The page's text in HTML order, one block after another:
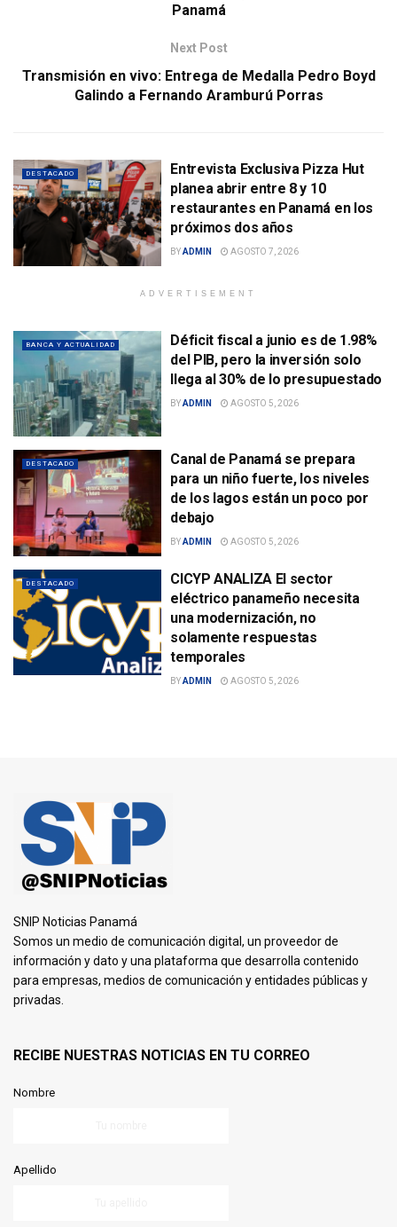
Panamá
Next Post
Transmisión en vivo: Entrega de Medalla Pedro Boyd
Galindo a Fernando Aramburú Porras
DESTACADO
Entrevista Exclusiva Pizza Hut
planea abrir entre 8 y 10
restaurantes en Panamá en los
próximos dos años
BYADMIN AGOSTO 7, 2026
ADVERTISEMENT
BANCA Y ACTUALIDAD
Déficit fiscal a junio es de 1.98%
del PIB, pero la inversión solo
llega al 30% de lo presupuestado
BYADMIN AGOSTO 5, 2026
DESTACADO
Canal de Panamá se prepara
para un niño fuerte, los niveles
de los lagos están un poco por
debajo
BYADMIN AGOSTO 5, 2026
DESTACADO
CICYP ANALIZA El sector
eléctrico panameño necesita
una modernización, no
solamente respuestas
temporales
BYADMIN AGOSTO 5, 2026
SNIP Noticias Panamá
Somos un medio de comunicación digital, un proveedor de
información y dato y una plataforma que desarrolla contenido
para empresas, medios de comunicación y entidades públicas y
privadas.
RECIBE NUESTRAS NOTICIAS EN TU CORREO
Nombre
Apellido